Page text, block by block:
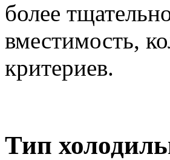
более
вместимость,
критериев.
Тип